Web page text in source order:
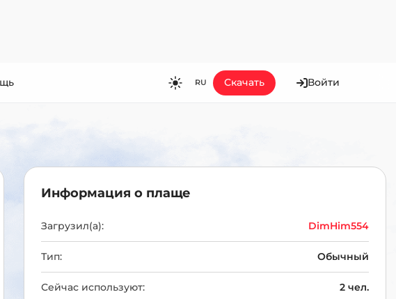
RU
KO
Скачать Войти
Информация о плаще
Загрузил(а): DimHim554
Тип: Обычный
Сейчас используют: 2 чел.